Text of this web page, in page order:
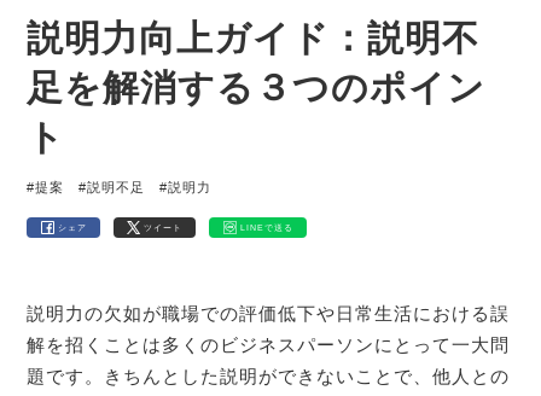
説明力向上ガイド：説明不
足を解消する３つのポイン
ト
#提案 #説明不足 #説明力
シェア ツイート LINEで送る
説明力の欠如が職場での評価低下や日常生活における誤
解を招くことは多くのビジネスパーソンにとって一大問
題です。きちんとした説明ができないことで、他人との